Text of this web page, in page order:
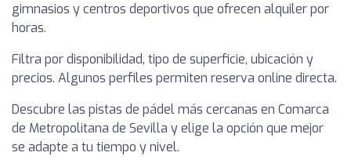
gimnasios y centros deportivos que ofrecen alquiler por
horas.
Filtra por disponibilidad, tipo de superficie, ubicación y
precios. Algunos perfiles permiten reserva online directa.
Descubre las pistas de pádel más cercanas en Comarca
de Metropolitana de Sevilla y elige la opción que mejor
se adapte a tu tiempo y nivel.